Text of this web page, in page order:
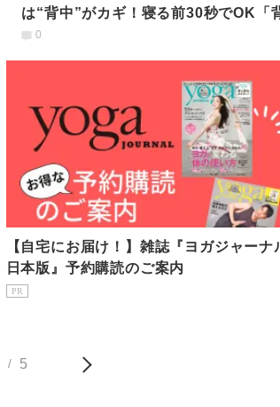
は“背中”がカギ！寝る前30秒でOK「
ストレッチ」
0
【自宅にお届け！】雑誌『ヨガジャーナ
日本版』予約購読のご案内
PR
/ 5